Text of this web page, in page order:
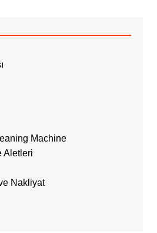
Machine
Aletleri
Nakliyat